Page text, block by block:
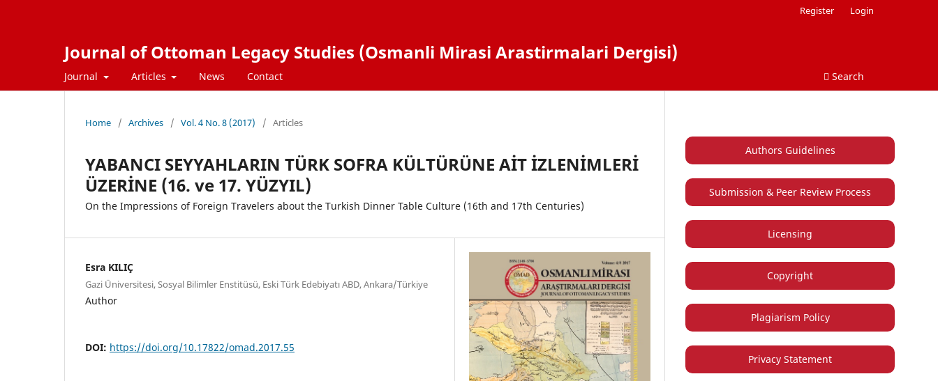
Journal of Ottoman Legacy Studies (Osmanli Mirasi Arastirmalari Dergisi)
Journal Articles News Contact Search
Register Login
Home / Archives / Vol. 4 No. 8 (2017) / Articles
YABANCI SEYYAHLARIN TÜRK SOFRA KÜLTÜRÜNE AİT İZLENİMLERİ
ÜZERİNE (16. ve 17. YÜZYIL)
On the Impressions of Foreign Travelers about the Turkish Dinner Table Culture (16th and 17th Centuries)
Esra KILIÇ
Gazi Üniversitesi, Sosyal Bilimler Enstitüsü, Eski Türk Edebiyatı ABD, Ankara/Türkiye
Author
DOI: https://doi.org/10.17822/omad.2017.55
Authors Guidelines
Submission & Peer Review Process
Licensing
Copyright
Plagiarism Policy
Privacy Statement